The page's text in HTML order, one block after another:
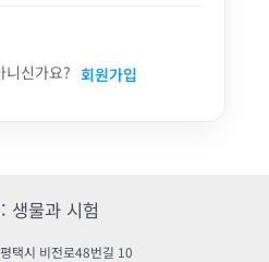
니신가요? 회원가입
생물과 시험
택시 비전로48번길 10